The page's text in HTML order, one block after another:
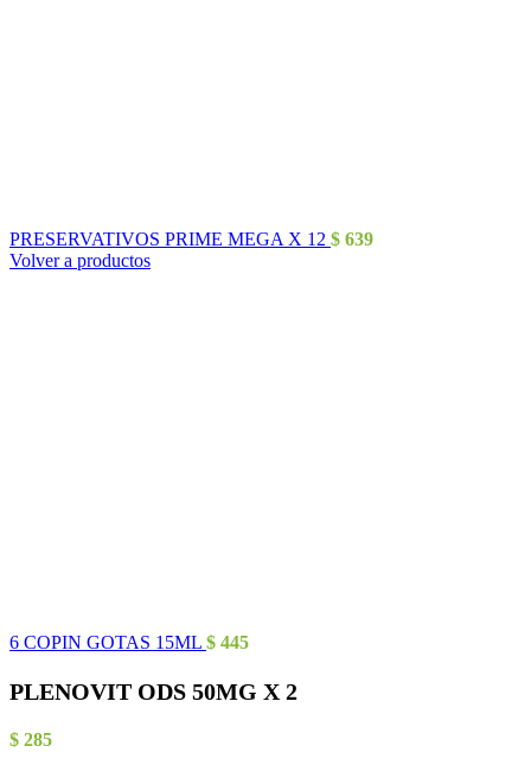
PRESERVATIVOS PRIME MEGA X 12 $ 639
Volver a productos
6 COPIN GOTAS 15ML $ 445
PLENOVIT ODS 50MG X 2
$ 285